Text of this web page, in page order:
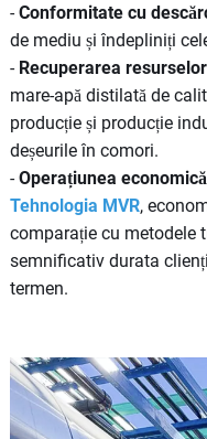
-Conformitate cu
de mediu și îndepliniți
- Recuperarea resurselor
mare-apă distilată de
producție și producție
deșeurile în comori.
-Operațiunea economică
Tehnologia MVR,
comparație cu metodele
semnificativ durata
termen.